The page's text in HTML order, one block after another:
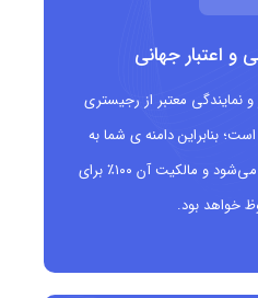
دکوراسیون و ساخت و ساز
کاربران
و اعتبار جهانی
معتبر از رجیستری
بنابراین دامنه ی شما به
طور مستقیم و قانونی ثبت می‌شود و مالکیت آن ۱۰۰٪ برای
خواهد بود.